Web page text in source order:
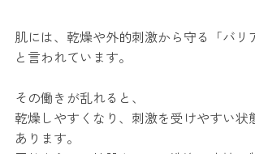
肌には、乾燥や外的刺激から守る「バリ
と言われています。
その働きが乱れると、
乾燥しやすくなり、刺激を受けやすい状
あります。